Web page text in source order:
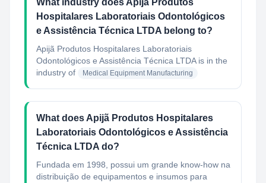
What industry does Apijã Produtos
Hospitalares Laboratoriais Odontológicos
e Assistência Técnica LTDA belong to?
Apijã Produtos Hospitalares Laboratoriais
Odontológicos e Assistência Técnica LTDAis in the
industry of
Medical Equipment Manufacturing
What does Apijã Produtos Hospitalares
Laboratoriais Odontológicos e Assistência
Técnica LTDA do?
Fundada em 1998, possui um grande know-how na
distribuição de equipamentos e insumos para